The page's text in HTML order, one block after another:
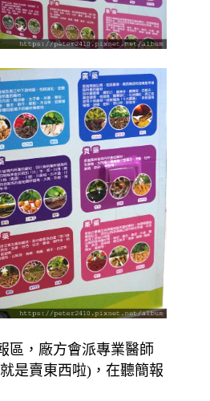
區，廠方會派專業醫師
是賣東西啦)，在聽簡報